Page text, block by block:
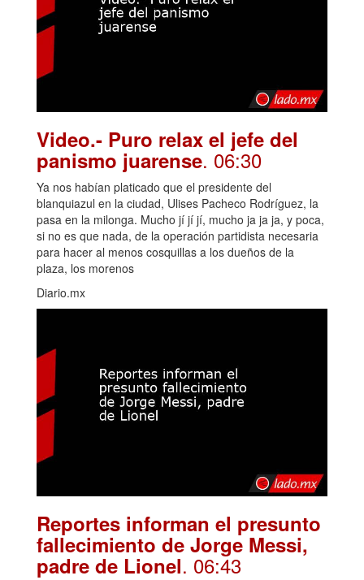
Video.- Puro relax el jefe del
panismo juarense. 06:30
Ya nos habían platicado que el presidente del
blanquiazul en la ciudad, Ulises Pacheco Rodríguez, la
pasa en la milonga. Mucho jí jí jí, mucho ja ja ja, y poca,
si no es que nada, de la operación partidista necesaria
para hacer al menos cosquillas a los dueños de la
plaza, los morenos
Diario.mx
Reportes informan el presunto
fallecimiento de Jorge Messi,
padre de Lionel. 06:43